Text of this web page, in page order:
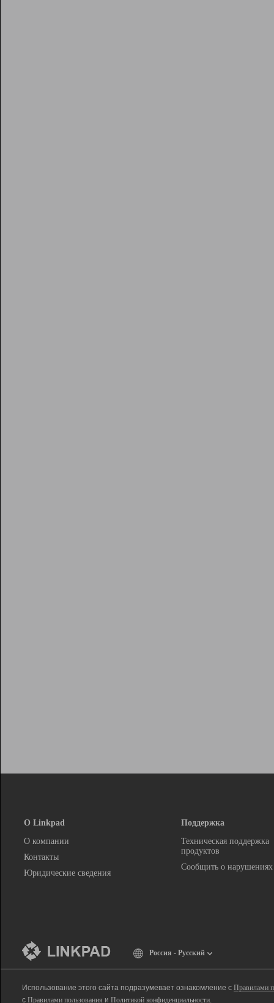
О Linkpad
О компании
Контакты
Юридические сведения
Поддержка
Техническая поддержка
продуктов
Сообщить о нарушениях
Россия - Русский
Использование этого сайта подразумевает ознакомление с Правилами
с Правилами пользования и Политикой конфиденциальности.